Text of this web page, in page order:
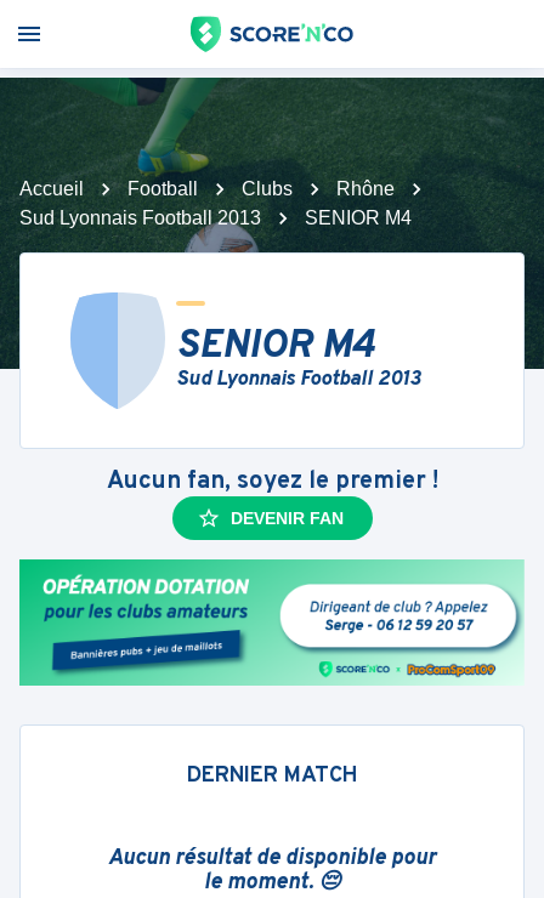
Accueil Football Clubs
Rhône
Sud Lyonnais Football 2013
SENIOR M4
SENIOR M4
Sud Lyonnais Football 2013
Aucun fan, soyez le premier !
DEVENIR FAN
DERNIER MATCH
Aucun résultat de disponible pour
le moment. 😔